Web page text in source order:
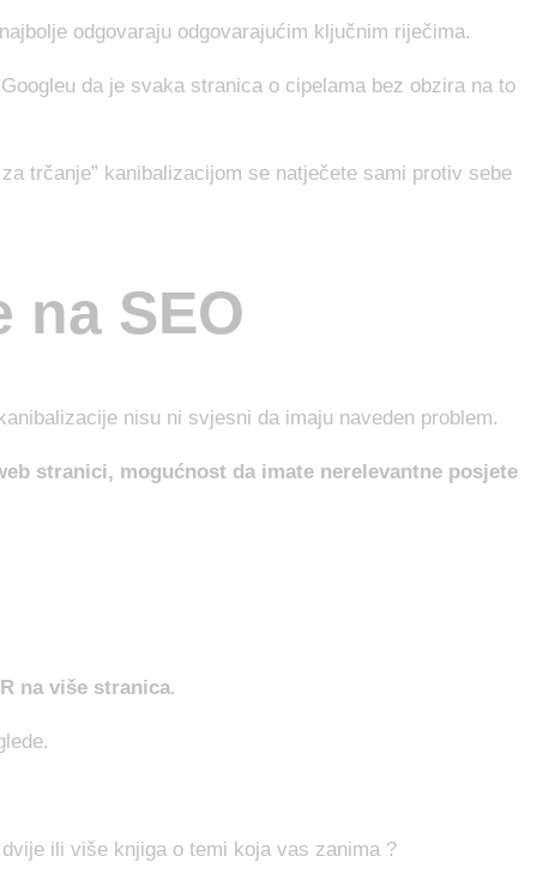
odgovaraju odgovarajućim ključnim riječima.
da je svaka stranica o cipelama bez obzira na to
trčanje” kanibalizacijom se natječete sami protiv sebe
SEO
nisu ni svjesni da imaju naveden problem.
stranici, mogućnost da imate nerelevantne posjete
na više stranica.
ili više knjiga o temi koja vas zanima ?